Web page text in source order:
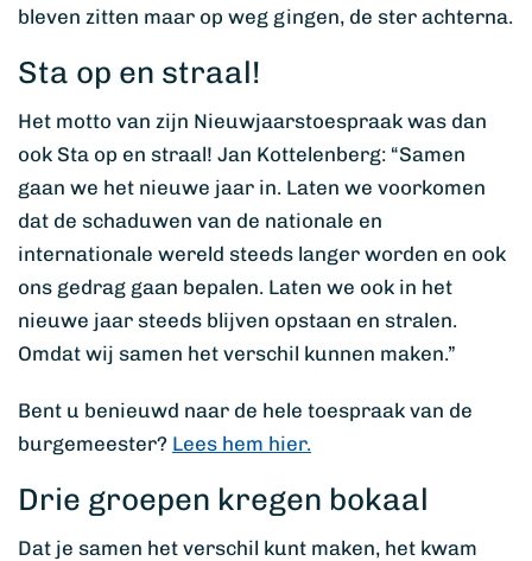
bleven zitten maar op weg gingen, de ster achterna.
Sta op en straal!
Het motto van zijn Nieuwjaarstoespraak was dan
ook Sta op en straal! Jan Kottelenberg: “Samen
gaan we het nieuwe jaar in. Laten we voorkomen
dat de schaduwen van de nationale en
internationale wereld steeds langer worden en ook
ons gedrag gaan bepalen. Laten we ook in het
nieuwe jaar steeds blijven opstaan en stralen.
Omdat wij samen het verschil kunnen maken.”
Bent u benieuwd naar de hele toespraak van de
burgemeester? Lees hem hier.
Drie groepen kregen bokaal
Dat je samen het verschil kunt maken, het kwam